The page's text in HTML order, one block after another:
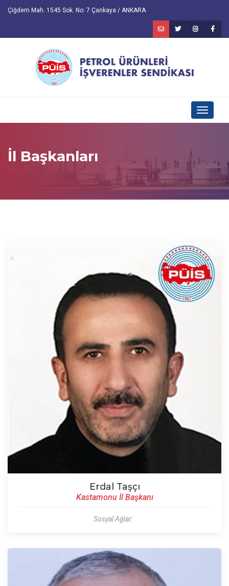
Çiğdem Mah. 1545 Sok. No: 7 Çankaya / ANKARA
Toggle
İl Başkanları
Erdal Taşçı
Kastamonu İl Başkanı
Sosyal Ağlar: